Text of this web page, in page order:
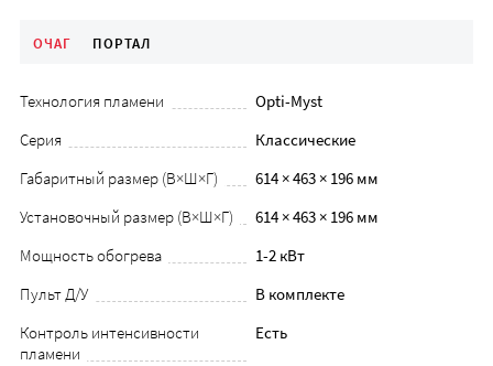
ОЧАГ ПОРТАЛ
Технология пламени
Opti-Myst
Серия
Классические
Габаритный размер (В×Ш×Г)
614 × 463 × 196 мм
Установочный размер (В×Ш×Г)
614 × 463 × 196 мм
Мощность обогрева
1-2 кВт
Пульт Д/У
В комплекте
Контроль интенсивности
пламени
Есть